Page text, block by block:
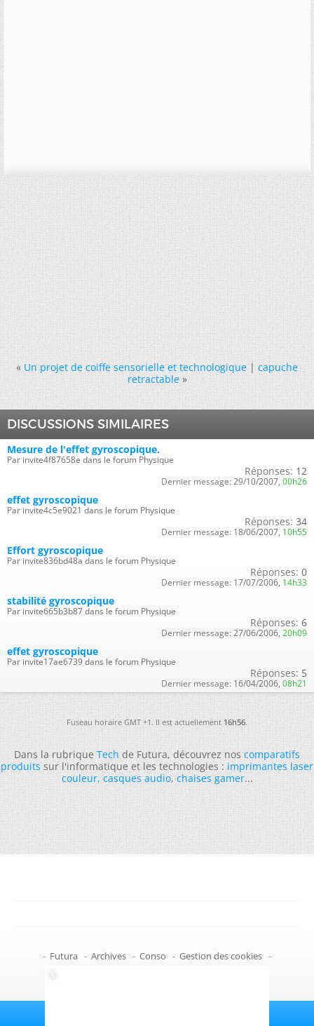
« Un projet de coiffe sensorielle et technologique|capuche
retractable »
DISCUSSIONS SIMILAIRES
Mesure de l'effet gyroscopique.
Par invite4f87658e dans le forum Physique
Réponses: 12
Dernier message: 29/10/2007, 00h26
effet gyroscopique
Par invite4c5e9021 dans le forum Physique
Réponses: 34
Dernier message: 18/06/2007, 10h55
Effort gyroscopique
Par invite836bd48a dans le forum Physique
Réponses: 0
Dernier message: 17/07/2006, 14h33
stabilité gyroscopique
Par invite665b3b87 dans le forum Physique
Réponses: 6
Dernier message: 27/06/2006, 20h09
effet gyroscopique
Par invite17ae6739 dans le forum Physique
Réponses: 5
Dernier message: 16/04/2006, 08h21
Fuseau horaire GMT +1. Il est actuellement16h56.
Dans la rubriqueTechde Futura, découvrez noscomparatifs
produitssur l'informatique et les technologies :imprimantes laser
couleur,casques audio,chaises gamer...
- Futura - Archives - Conso - Gestion des cookies -